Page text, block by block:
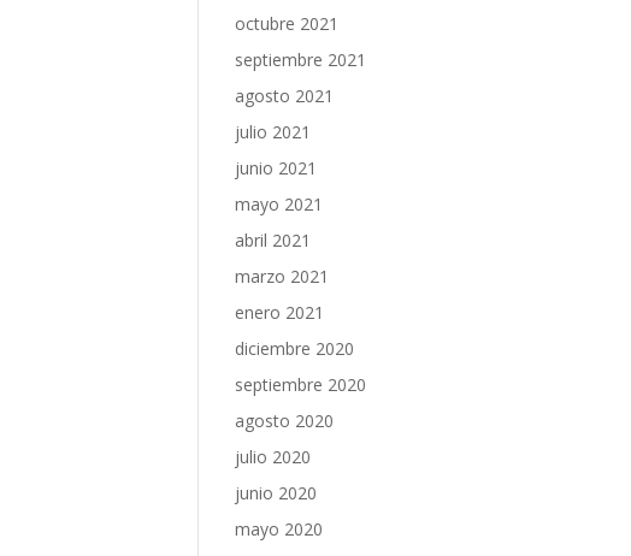
octubre 2021
septiembre 2021
agosto 2021
julio 2021
junio 2021
mayo 2021
abril 2021
marzo 2021
enero 2021
diciembre 2020
septiembre 2020
agosto 2020
julio 2020
junio 2020
mayo 2020